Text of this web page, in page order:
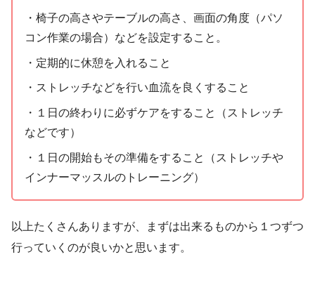
・椅子の高さやテーブルの高さ、画面の角度（パソ
コン作業の場合）などを設定すること。
・定期的に休憩を入れること
・ストレッチなどを行い血流を良くすること
・１日の終わりに必ずケアをすること（ストレッチ
などです）
・１日の開始もその準備をすること（ストレッチや
インナーマッスルのトレーニング）
以上たくさんありますが、まずは出来るものから１つずつ
行っていくのが良いかと思います。